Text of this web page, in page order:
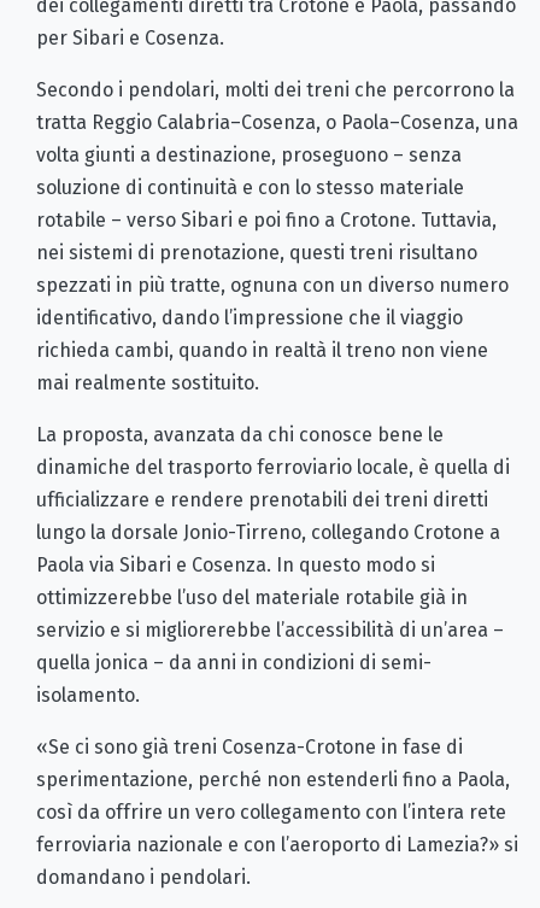
dei collegamenti diretti tra Crotone e Paola, passando
per Sibari e Cosenza.
Secondo i pendolari, molti dei treni che percorrono la
tratta Reggio Calabria–Cosenza, o Paola–Cosenza, una
volta giunti a destinazione, proseguono – senza
soluzione di continuità e con lo stesso materiale
rotabile – verso Sibari e poi fino a Crotone. Tuttavia,
nei sistemi di prenotazione, questi treni risultano
spezzati in più tratte, ognuna con un diverso numero
identificativo, dando l’impressione che il viaggio
richieda cambi, quando in realtà il treno non viene
mai realmente sostituito.
La proposta, avanzata da chi conosce bene le
dinamiche del trasporto ferroviario locale, è quella di
ufficializzare e rendere prenotabili dei treni diretti
lungo la dorsale Jonio-Tirreno, collegando Crotone a
Paola via Sibari e Cosenza. In questo modo si
ottimizzerebbe l’uso del materiale rotabile già in
servizio e si migliorerebbe l’accessibilità di un’area –
quella jonica – da anni in condizioni di semi-
isolamento.
«Se ci sono già treni Cosenza-Crotone in fase di
sperimentazione, perché non estenderli fino a Paola,
così da offrire un vero collegamento con l’intera rete
ferroviaria nazionale e con l’aeroporto di Lamezia?» si
domandano i pendolari.